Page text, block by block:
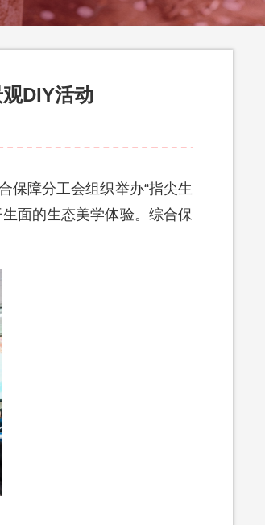
DIY活动
保障分工会组织举办“指尖生
面的生态美学体验。综合保